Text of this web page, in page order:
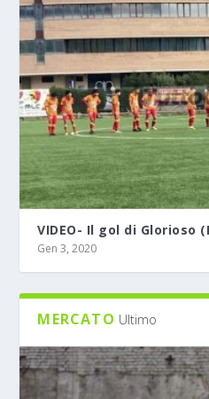
VIDEO- Il gol di Glorioso
Gen 3, 2020
MERCATO Ultimo